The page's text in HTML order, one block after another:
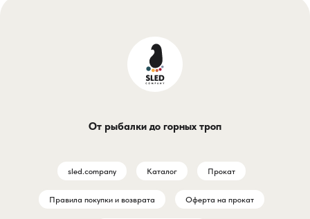
От рыбалки до горных троп
sled.company Каталог Прокат
Правила покупки и возврата Оферта на прокат